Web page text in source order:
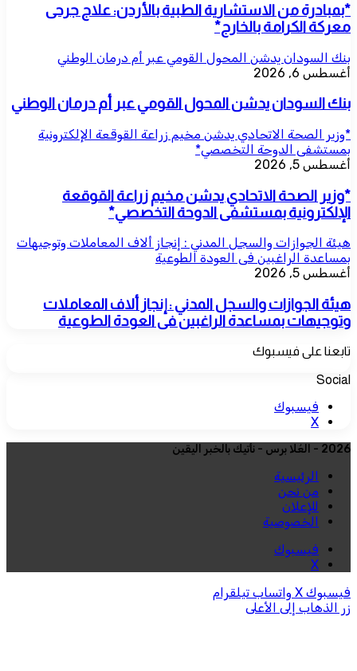
*بمبادرة من الاستشارية الطبية بالأردن: علاج جرحى
معركة الكرامة بالخارج*
بنك السودان يدشن المحول القومي عبر أم درمان الوطني
أغسطس 6, 2026
بنك السودان يدشن المحول القومي عبر أم درمان الوطني
*وزير الصحة الاتحادي يدشن مخيم زراعة القوقعة الإلكترونية
بمستشفى الدوحة التخصصي*
أغسطس 5, 2026
*وزير الصحة الاتحادي يدشن مخيم زراعة القوقعة
الإلكترونية بمستشفى الدوحة التخصصي*
هيئة الجوازات والسجل المدني : إنجاز ألاف المعاملات وتوجيهات
بمساعدة الراغبين فى العودة الطوعية
أغسطس 5, 2026
هيئة الجوازات والسجل المدني : إنجاز ألاف المعاملات
وتوجيهات بمساعدة الراغبين فى العودة الطوعية
تابعنا على فيسبوك
Social
فيسبوك
‫X
2026 - العُلا برس - نأتيك بالخبر اليقين
الرئيسية
من نحن
للإعلان
الخصوصية
فيسبوك
‫X
فيسبوك ‫X واتساب تيلقرام
زر الذهاب إلى الأعلى